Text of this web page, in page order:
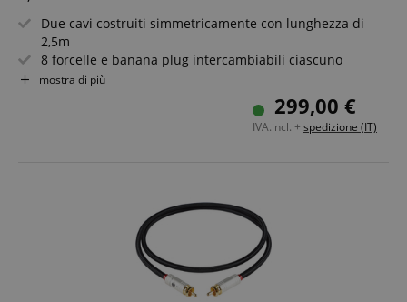
Due cavi costruiti simmetricamente con lunghezza di
2,5m
8 forcelle e banana plug intercambiabili ciascuno
(placcati in oro 24k)
Guaina in PVC nero + tessuto di cotone
mostra di più
299,00 €
IVA.incl. + spedizione (IT)